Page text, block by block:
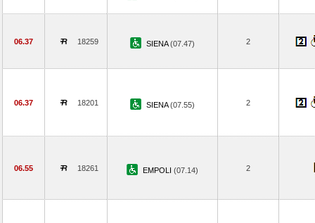
06.37 18259 SIENA(07.47) 2
06.37 18201 SIENA(07.55) 2
06.55 18261 EMPOLI (07.14) 2